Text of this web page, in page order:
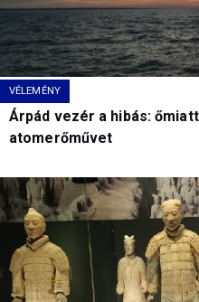
VÉLEMÉNY
Árpád vezér a hibás:
atomerőművet